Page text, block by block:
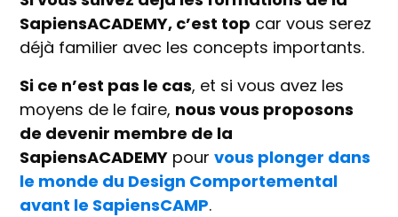
SapiensACADEMY, c’est top car vous serez
déjà familier avec les concepts importants.
Si ce n’est pas le cas, et si vous avez les
moyens de le faire, nous vous proposons
de devenir membre de la
SapiensACADEMY pour vous plonger dans
le monde du Design Comportemental
avant le SapiensCAMP.